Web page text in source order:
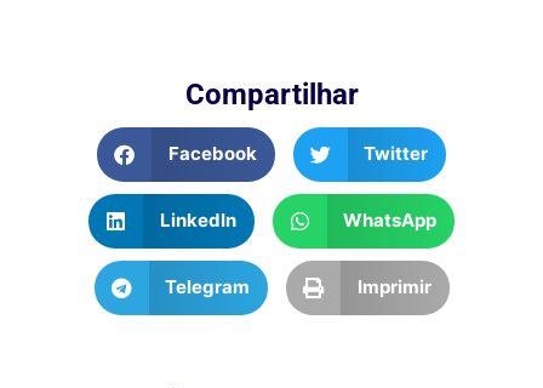
Compartilhar
Facebook Twitter
LinkedIn WhatsApp
Telegram Imprimir